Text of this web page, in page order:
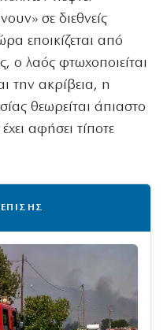
σε διεθνείς
εποικίζεται από
ο λαός φτωχοποιείται
την ακρίβεια, η
θεωρείται άπιαστο
αφήσει τίποτε